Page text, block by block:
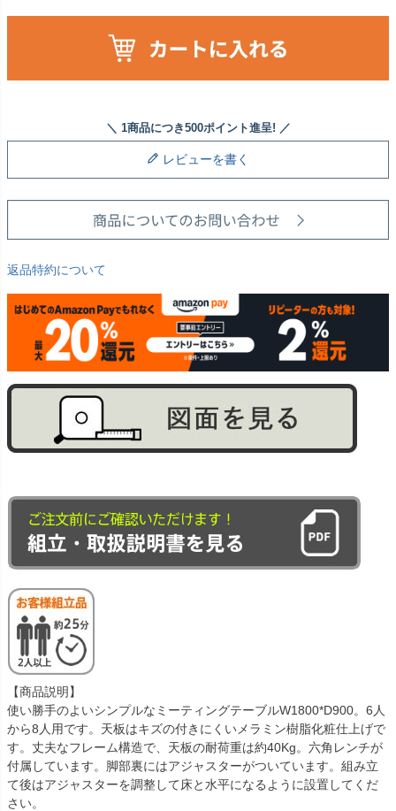
レビューを書く
返品特約について
【商品説明】
使い勝手のよいシンプルなミーティングテーブルW1800*D900。6人
から8人用です。天板はキズの付きにくいメラミン樹脂化粧仕上げで
す。丈夫なフレーム構造で、天板の耐荷重は約40Kg。六角レンチが
付属しています。脚部裏にはアジャスターがついています。組み立
て後はアジャスターを調整して床と水平になるように設置してくだ
さい。